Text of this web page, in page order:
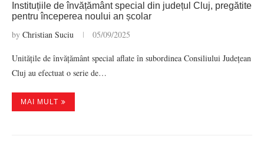
Instituțiile de învățământ special din județul Cluj, pregătite
pentru începerea noului an școlar
by Christian Suciu 05/09/2025
Unitățile de învățământ special aflate în subordinea Consiliului Județean
Cluj au efectuat o serie de…
MAI MULT